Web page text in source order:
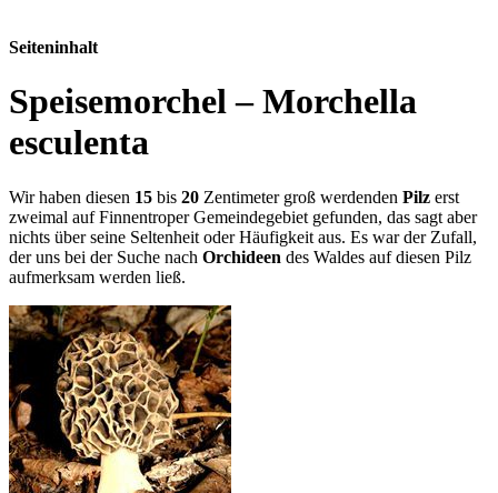
Seiteninhalt
Speisemorchel – Morchella
esculenta
Wir haben diesen 15 bis 20 Zentimeter groß werdenden Pilz erst
zweimal auf Finnentroper Gemeindegebiet gefunden, das sagt aber
nichts über seine Seltenheit oder Häufigkeit aus. Es war der Zufall,
der uns bei der Suche nach Orchideen des Waldes auf diesen Pilz
aufmerksam werden ließ.